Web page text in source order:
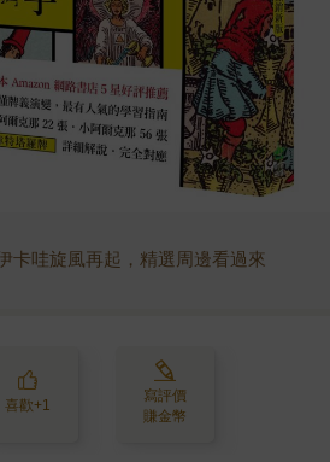
卡哇旋風再起，精選周邊看過來
喜歡+1
寫評價
賺金幣